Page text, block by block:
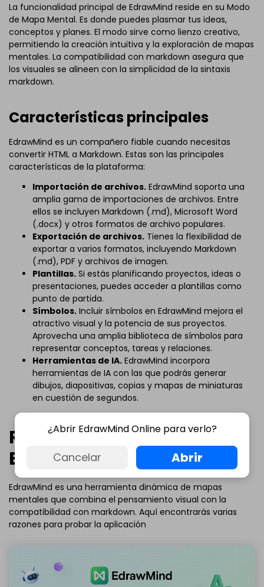
La funcionalidad principal de EdrawMind reside en su Modo
de Mapa Mental. Es donde puedes plasmar tus ideas,
conceptos y planes. El modo sirve como lienzo creativo,
permitiendo la creación intuitiva y la exploración de mapas
mentales. La compatibilidad con markdown asegura que
los visuales se alineen con la simplicidad de la sintaxis
markdown.
Características principales
EdrawMind es un compañero fiable cuando necesitas
convertir HTML a Markdown. Estas son las principales
características de la plataforma:
Importación de archivos. EdrawMind soporta una
amplia gama de importaciones de archivos. Entre
ellos se incluyen Markdown (.md), Microsoft Word
(.docx) y otros formatos de archivo populares.
Exportación de archivos. Tienes la flexibilidad de
exportar a varios formatos, incluyendo Markdown
(.md), PDF y archivos de imagen.
Plantillas. Si estás planificando proyectos, ideas o
presentaciones, puedes acceder a plantillas como
punto de partida.
Símbolos. Incluir símbolos en EdrawMind mejora el
atractivo visual y la potencia de sus proyectos.
Aprovecha una amplia biblioteca de símbolos para
representar conceptos, tareas y relaciones.
Herramientas de IA. EdrawMind incorpora
herramientas de IA con las que podrás generar
dibujos, diapositivas, copias y mapas de miniaturas
en cuestión de segundos.
Razones para probar
EdrawMind
EdrawMind es una herramienta dinámica de mapas
mentales que combina el pensamiento visual con la
compatibilidad con markdown. Aquí encontrarás varias
razones para probar la aplicación
¿Abrir EdrawMind Online para verlo?
Cancelar Abrir